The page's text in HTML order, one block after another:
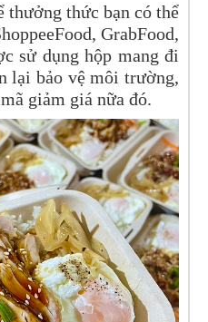
thưởng thức bạn có thể
GrabFood,
sử dụng hộp mang đi
lại bảo vệ môi trường,
giảm giá nữa đó.